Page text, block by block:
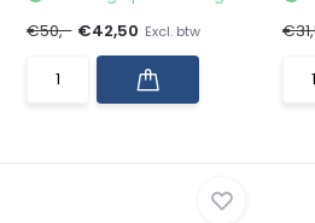
€50,- €42,50 Excl. btw